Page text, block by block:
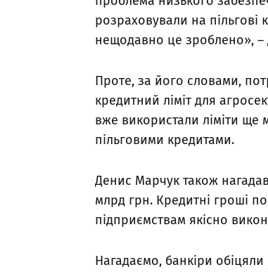
розраховували на
нещодавно це зроблено», –
Проте, за його словами,
кредитний ліміт для
вже використали ліміти ще
пільговими кредитами.
Денис Марчук також
млрд грн. Кредитні гроші
підприємствам якісно
Нагадаємо, банкіри обіцяли